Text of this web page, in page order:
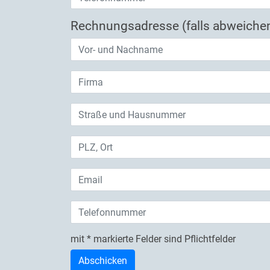
Rechnungsadresse (falls
mit * markierte Felder sind Pflichtfelder
Check
What's the time?
Abschicken